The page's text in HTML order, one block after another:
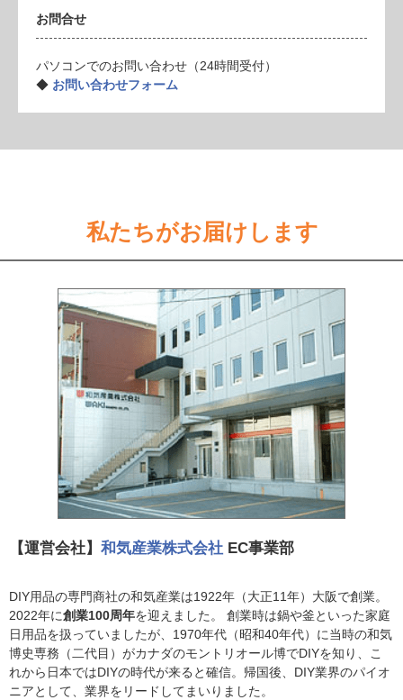
お問合せ
パソコンでのお問い合わせ（24時間受付）
◆ お問い合わせフォーム
私たちがお届けします
【運営会社】 和気産業株式会社 EC事業部
DIY用品の専門商社の和気産業は1922年（大正11年）大阪で創業。
2022年に創業100周年を迎えました。 創業時は鍋や釜といった家庭
日用品を扱っていましたが、1970年代（昭和40年代）に当時の和気
博史専務（二代目）がカナダのモントリオール博でDIYを知り、こ
れから日本ではDIYの時代が来ると確信。帰国後、DIY業界のパイオ
ニアとして、業界をリードしてまいりました。